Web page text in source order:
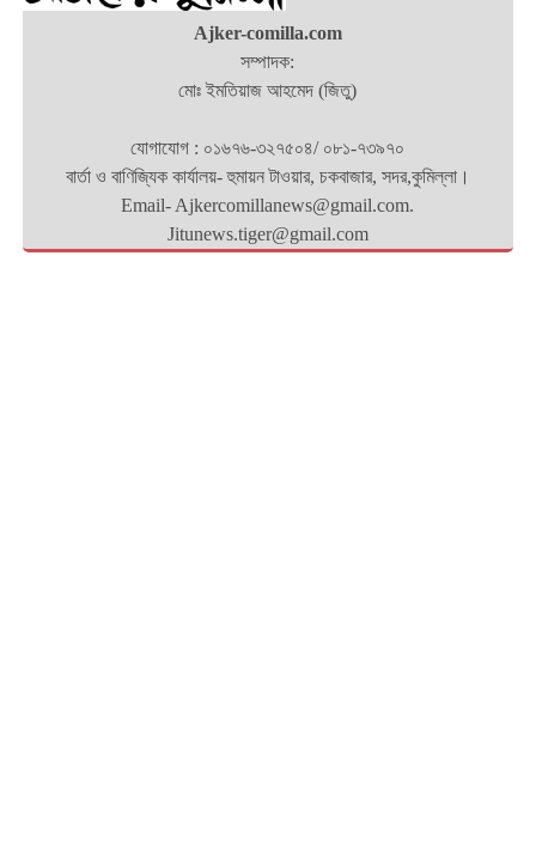
Ajker-comilla.com
সম্পাদক:
মোঃ ইমতিয়াজ আহমেদ (জিতু)
যোগাযোগ : ০১৬৭৬-৩২৭৫০৪/ ০৮১-৭৩৯৭০
বার্তা ও বাণিজ্যিক কার্যালয়- হুমায়ন টাওয়ার, চকবাজার, সদর,কুমিল্লা।
Email- Ajkercomillanews@gmail.com.
Jitunews.tiger@gmail.com